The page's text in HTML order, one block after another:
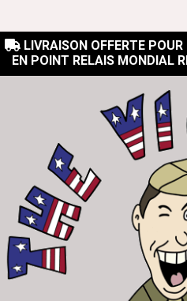
 LIVRAISON OFFERTE
EN POINT RELAIS MONDIAL